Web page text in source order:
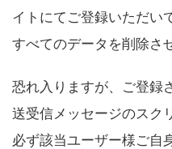
イトにてご登録いただい
すべてのデータを削除さ
恐れ入りますが、ご登録
送受信メッセージのスク
必ず該当ユーザー様ご自